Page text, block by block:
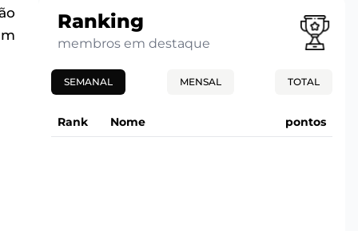
Ranking
membros em destaque
SEMANAL MENSAL TOTAL
Rank Nome pontos